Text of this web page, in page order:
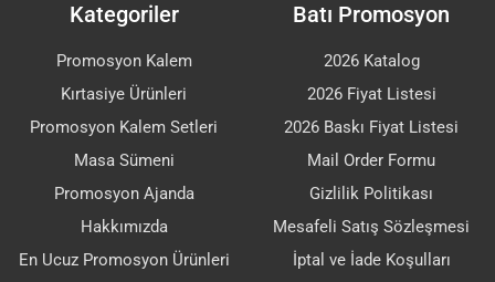
Kategoriler
Promosyon Kalem
Kırtasiye Ürünleri
Promosyon Kalem Setleri
Masa Sümeni
Promosyon Ajanda
Hakkımızda
En Ucuz Promosyon Ürünleri
Batı Promosyon
2026 Katalog
2026 Fiyat Listesi
2026 Baskı Fiyat Listesi
Mail Order Formu
Gizlilik Politikası
Mesafeli Satış Sözleşmesi
İptal ve İade Koşulları